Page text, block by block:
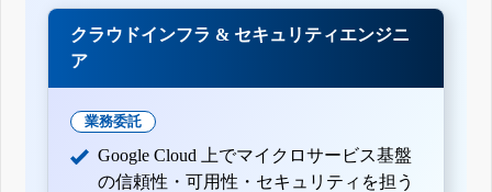
クラウドインフラ & セキュリティエンジニ
ア
業務委託
Google Cloud 上でマイクロサービス基盤
の信頼性・可用性・セキュリティを担う